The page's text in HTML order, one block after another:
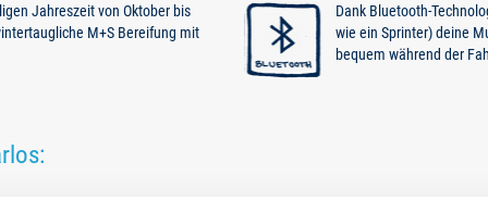
Jahreszeit von Oktober bis
M+S Bereifung mit
Dank Bluetooth-
wie ein Sprinter) deine
bequem während der